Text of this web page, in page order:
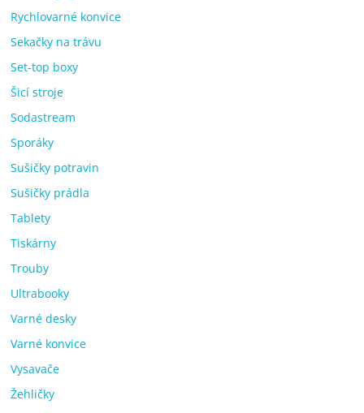
Rychlovarné konvice
Sekačky na trávu
Set-top boxy
Šicí stroje
Sodastream
Sporáky
Sušičky potravin
Sušičky prádla
Tablety
Tiskárny
Trouby
Ultrabooky
Varné desky
Varné konvice
Vysavače
Žehličky